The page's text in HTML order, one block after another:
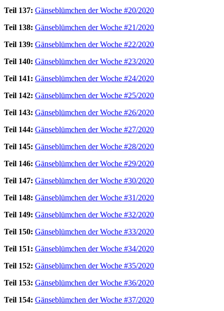
Teil 137: Gänseblümchen der Woche #20/2020
Teil 138: Gänseblümchen der Woche #21/2020
Teil 139: Gänseblümchen der Woche #22/2020
Teil 140: Gänseblümchen der Woche #23/2020
Teil 141: Gänseblümchen der Woche #24/2020
Teil 142: Gänseblümchen der Woche #25/2020
Teil 143: Gänseblümchen der Woche #26/2020
Teil 144: Gänseblümchen der Woche #27/2020
Teil 145: Gänseblümchen der Woche #28/2020
Teil 146: Gänseblümchen der Woche #29/2020
Teil 147: Gänseblümchen der Woche #30/2020
Teil 148: Gänseblümchen der Woche #31/2020
Teil 149: Gänseblümchen der Woche #32/2020
Teil 150: Gänseblümchen der Woche #33/2020
Teil 151: Gänseblümchen der Woche #34/2020
Teil 152: Gänseblümchen der Woche #35/2020
Teil 153: Gänseblümchen der Woche #36/2020
Teil 154: Gänseblümchen der Woche #37/2020